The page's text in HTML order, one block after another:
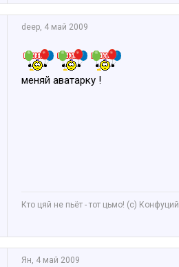
deep, 4 май 2009
меняй аватарку !
Кто цяй не пьёт - тот цьмо! (с) Конфуций
Ян, 4 май 2009